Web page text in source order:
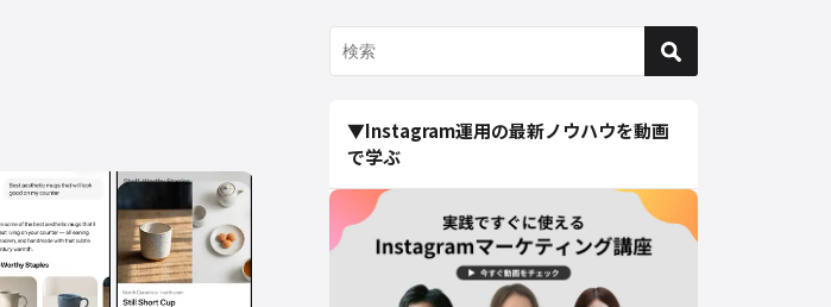
▼Instagram運用の最新ノウハウを動画
で学ぶ